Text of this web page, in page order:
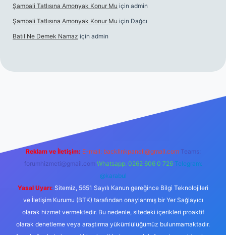
Şambali Tatlısına Amonyak Konur Mu için admin
Şambali Tatlısına Amonyak Konur Mu için Dağcı
Batıl Ne Demek Namaz için admin
Reklam ve İletişim: E-mail: backlinkpaneli@gmail.com Teams:
forumhizmeti@gmail.com Whatsapp: 0262 606 0 726 Telegram:
@karabul
Yasal Uyarı: Sitemiz, 5651 Sayılı Kanun gereğince Bilgi Teknolojileri
ve İletişim Kurumu (BTK) tarafından onaylanmış bir Yer Sağlayıcı
olarak hizmet vermektedir. Bu nedenle, sitedeki içerikleri proaktif
olarak denetleme veya araştırma yükümlülüğümüz bulunmamaktadır.